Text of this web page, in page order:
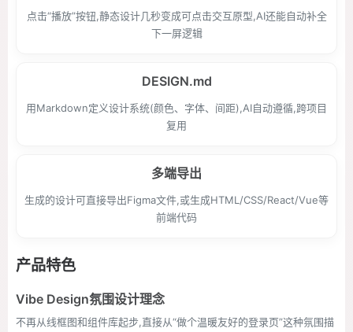
点击“播放”按钮,静态设计几秒变成可点击交互原型,AI还能自动补全
下一屏逻辑
DESIGN.md
用Markdown定义设计系统(颜色、字体、间距),AI自动遵循,跨项目
复用
多端导出
生成的设计可直接导出Figma文件,或生成HTML/CSS/React/Vue等
前端代码
产品特色
Vibe Design氛围设计理念
不再从线框图和组件库起步,直接从“做个温暖友好的登录页”这种氛围描